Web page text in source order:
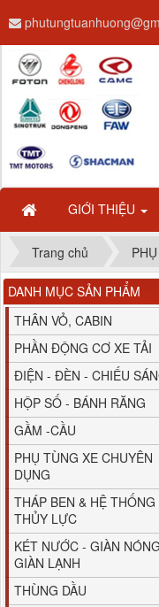
GIỚI THIỆU
Trang chủ
DANH MỤC SẢN PHẨM
THÂN VỎ, CABIN
PHẦN ĐỘNG CƠ XE TẢI
ĐIỆN - ĐÈN - CHIẾU
HỘP SỐ - BÁNH RĂNG
GẦM -CẦU
PHỤ TÙNG XE CHUYÊN
DỤNG
THÁP BEN & HỆ THỐNG
THỦY LỰC
KÉT NƯỚC - GIÀN
GIÀN LẠNH
THÙNG DẦU
Dây ga CAMC H08 dài
2.68m
Bình nước phụ
Chenglong hải âu...
80YHCB-60 Bơm xăng
dầu 60m3/h...